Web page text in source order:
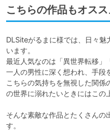
こちらの作品もオスス
DLSiteがるまに様では、日々魅
います。
最近人気なのは「異世界転移」
一人の男性に深く想われ、手段
こちらの気持ちを無視した関係
の世界に溺れたいときにはこの
そんな素敵な作品とたくさんの
す。